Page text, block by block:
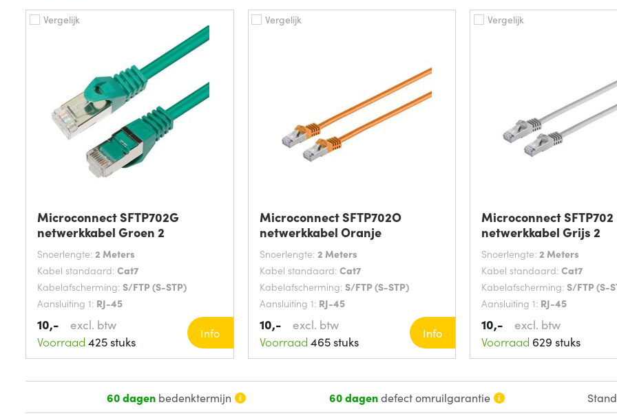
Vergelijk
Microconnect SFTP702G
netwerkkabel Groen 2
Snoerlengte: 2 Meters
Kabel standaard: Cat7
Kabelafscherming: S/FTP (S-STP)
Aansluiting 1: RJ-45
10,-
excl. btw
Voorraad 425 stuks
Info
Vergelijk
Microconnect SFTP702O
netwerkkabel Oranje
Snoerlengte: 2 Meters
Kabel standaard: Cat7
Kabelafscherming: S/FTP (S-STP)
Aansluiting 1: RJ-45
10,-
excl. btw
Voorraad 465 stuks
Info
Vergelijk
Microconnect SFTP702
netwerkkabel Grijs 2
Snoerlengte: 2 Meters
Kabel standaard: Cat7
Kabelafscherming: S/FTP (S-
Aansluiting 1: RJ-45
10,-
excl. btw
Voorraad 629 stuks
60 dagenbedenktermijn 60 dagendefect omruilgarantie